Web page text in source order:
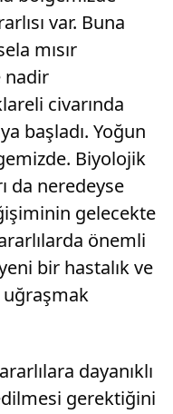
var. Buna
mısır
nadir
civarında
başladı. Yoğun
Biyolojik
da neredeyse
gelecekte
önemli
bir hastalık ve
uğraşmak
dayanıklı
gerektiğini